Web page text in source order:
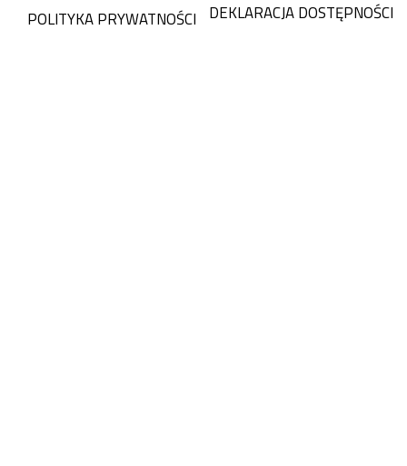
DEKLARACJA DOSTĘPNOŚCI
POLITYKA PRYWATNOŚCI